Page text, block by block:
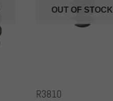
OUT OF STOCK
R3810